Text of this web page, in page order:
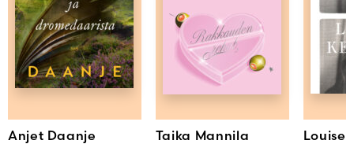
Anjet Daanje
Taika Mannila
Louise